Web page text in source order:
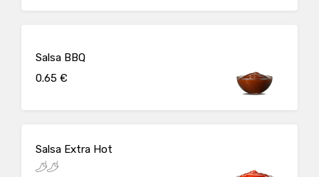
Salsa BBQ
0.65 €
Salsa Extra Hot